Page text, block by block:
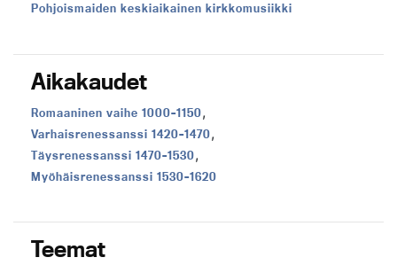
Pohjoismaiden keskiaikainen kirkkomusiikki
Aikakaudet
Aikakausi:
Romaaninen vaihe 1000–1150,
Aikakausi:
Varhaisrenessanssi 1420–1470,
Aikakausi:
Täysrenessanssi 1470–1530,
Aikakausi:
Myöhäisrenessanssi 1530–1620
Teemat